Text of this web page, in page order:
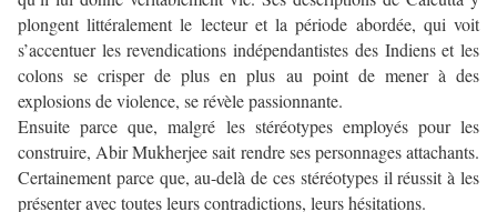
plongent littéralement le lecteur et la période abordée, qui voit
s’accentuer les revendications indépendantistes des Indiens et les
colons se crisper de plus en plus au point de mener à des
explosions de violence, se révèle passionnante.
Ensuite parce que, malgré les stéréotypes employés pour les
construire, Abir Mukherjee sait rendre ses personnages attachants.
Certainement parce que, au-delà de ces stéréotypes il réussit à les
présenter avec toutes leurs contradictions, leurs hésitations.